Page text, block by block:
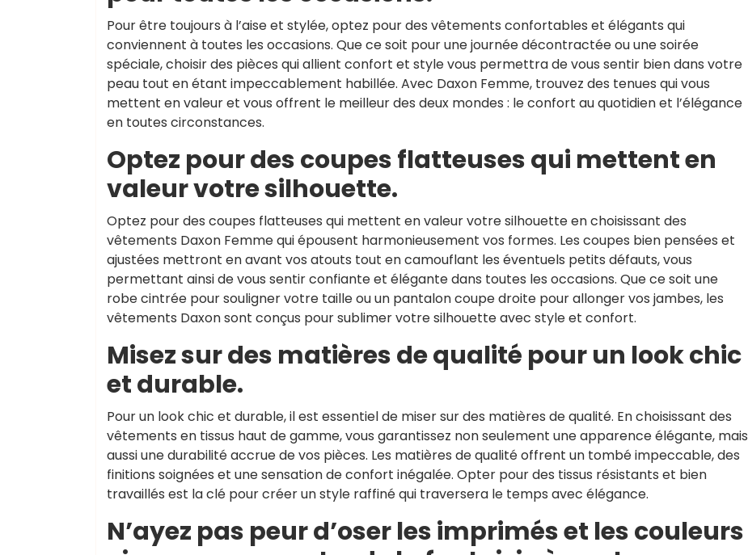
Pour être toujours à l’aise et stylée, optez pour des vêtements confortables et élégants qui
conviennent à toutes les occasions. Que ce soit pour une journée décontractée ou une soirée
spéciale, choisir des pièces qui allient confort et style vous permettra de vous sentir bien dans votre
peau tout en étant impeccablement habillée. Avec Daxon Femme, trouvez des tenues qui vous
mettent en valeur et vous offrent le meilleur des deux mondes : le confort au quotidien et l’élégance
en toutes circonstances.
Optez pour des coupes flatteuses qui mettent en
valeur votre silhouette.
Optez pour des coupes flatteuses qui mettent en valeur votre silhouette en choisissant des
vêtements Daxon Femme qui épousent harmonieusement vos formes. Les coupes bien pensées et
ajustées mettront en avant vos atouts tout en camouflant les éventuels petits défauts, vous
permettant ainsi de vous sentir confiante et élégante dans toutes les occasions. Que ce soit une
robe cintrée pour souligner votre taille ou un pantalon coupe droite pour allonger vos jambes, les
vêtements Daxon sont conçus pour sublimer votre silhouette avec style et confort.
Misez sur des matières de qualité pour un look chic
et durable.
Pour un look chic et durable, il est essentiel de miser sur des matières de qualité. En choisissant des
vêtements en tissus haut de gamme, vous garantissez non seulement une apparence élégante, mais
aussi une durabilité accrue de vos pièces. Les matières de qualité offrent un tombé impeccable, des
finitions soignées et une sensation de confort inégalée. Opter pour des tissus résistants et bien
travaillés est la clé pour créer un style raffiné qui traversera le temps avec élégance.
N’ayez pas peur d’oser les imprimés et les couleurs